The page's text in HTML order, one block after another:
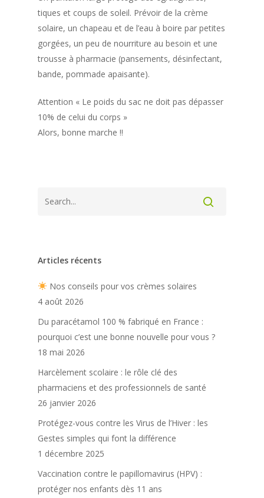
tiques et coups de soleil. Prévoir de la crème
solaire, un chapeau et de l’eau à boire par petites
gorgées, un peu de nourriture au besoin et une
trousse à pharmacie (pansements, désinfectant,
bande, pommade apaisante).
Attention « Le poids du sac ne doit pas dépasser
10% de celui du corps »
Alors, bonne marche !!
Articles récents
Nos conseils pour vos crèmes solaires
4 août 2026
Du paracétamol 100 % fabriqué en France :
pourquoi c’est une bonne nouvelle pour vous ?
18 mai 2026
Harcèlement scolaire : le rôle clé des
pharmaciens et des professionnels de santé
26 janvier 2026
Protégez-vous contre les Virus de l’Hiver : les
Gestes simples qui font la différence
1 décembre 2025
Vaccination contre le papillomavirus (HPV) :
protéger nos enfants dès 11 ans